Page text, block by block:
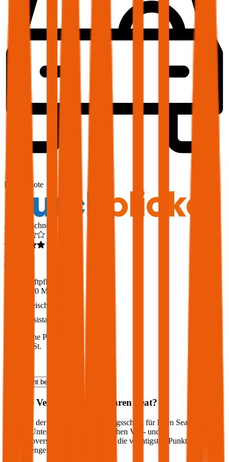
1,9
Produktnote
Ausgezeichnet
4,6
(
Haftpflicht
€ 20 Mio.
Freischaden
Assistance
Monatliche Prämie
inkl. mVSt.
Haftpflicht berechnen
Welche Versicherung für Ihren Seat?
Wie sieht der optimale Versicherungsschutz für Ihren Seat
Welche Unterschiede gibt es zwischen Voll- und
Teilkaskoversicherung? Wir haben die wichtigsten Punkte für Sie
zusammengefasst: